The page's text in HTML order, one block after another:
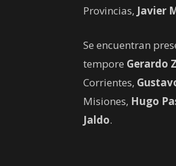
Provincias, Javier
Se encuentran
tempore Gerardo
Corrientes,
Misiones, Hugo
Jaldo.